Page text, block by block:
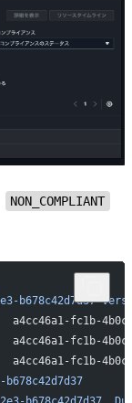
NON_COMPLIANT
b678c42d7d37